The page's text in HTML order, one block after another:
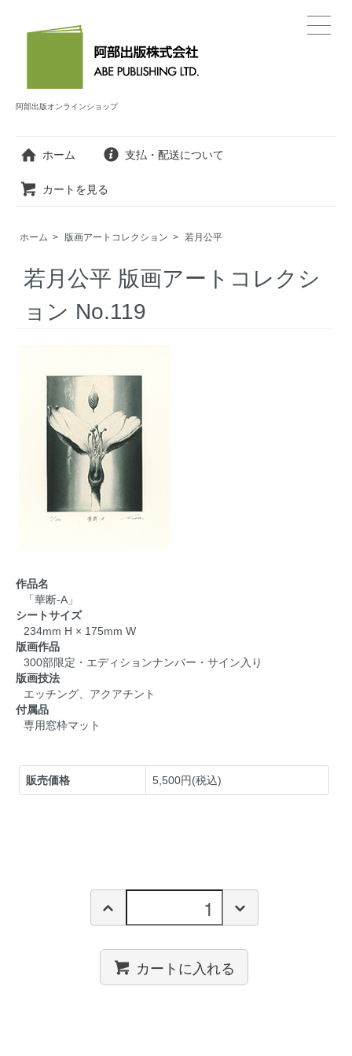
阿部出版オンラインショップ
ホーム 支払・配送について
カートを見る
ホーム > 版画アートコレクション > 若月公平
若月公平 版画アートコレクシ
ョン No.119
作品名
「華断-A」
シートサイズ
234mm H × 175mm W
版画作品
300部限定・エディションナンバー・サイン入り
版画技法
エッチング、アクアチント
付属品
専用窓枠マット
販売価格 5,500円(税込)
カートに入れる